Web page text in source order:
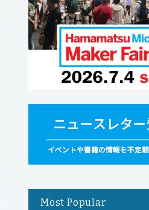
Most Popular